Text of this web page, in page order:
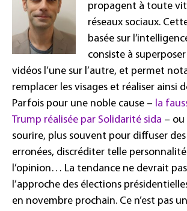
propagent à toute
réseaux sociaux.
basée sur
consiste à
vidéos l’une sur l’autre, et permet
remplacer les visages et réaliser ainsi
Parfois pour une noble cause – la
Trump réalisée par Solidarité sida –
sourire, plus souvent pour diffuser
erronées, discréditer telle
l’opinion… La tendance ne devrait
l’approche des élections
en novembre prochain. Ce n’est pas